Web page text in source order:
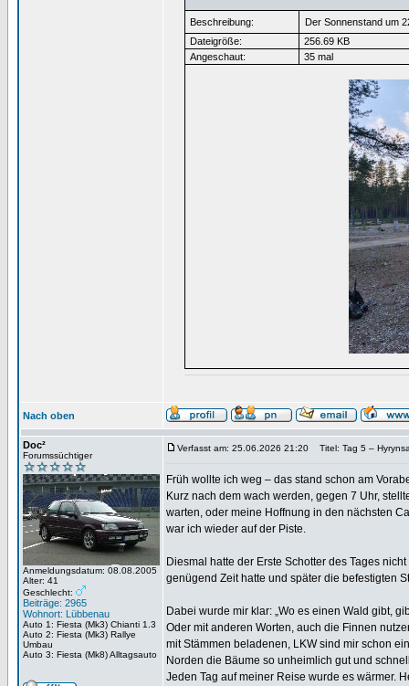
Beschreibung:
Der Sonnenstand um
Dateigröße:
256.69 KB
Angeschaut:
35 mal
Nach oben
Doc²
Forumssüchtiger
Anmeldungsdatum: 08.08.2005
Alter: 41
Geschlecht:
Beiträge: 2965
Wohnort: Lübbenau
Auto 1: Fiesta (Mk3) Chianti 1.3
Auto 2: Fiesta (Mk3) Rallye
Umbau
Auto 3: Fiesta (Mk8) Alltagsauto
Verfasst am: 25.06.2026 21:20 Titel: Tag 5 –
Früh wollte ich weg – das stand schon am
Kurz nach dem wach werden, gegen 7 Uhr,
warten, oder meine Hoffnung in den nächsten
war ich wieder auf der Piste.
Diesmal hatte der Erste Schotter des Tages
genügend Zeit hatte und später die befestigten
Dabei wurde mir klar: „Wo es einen Wald gibt,
Oder mit anderen Worten, auch die Finnen
mit Stämmen beladenen, LKW sind mir schon
Norden die Bäume so unheimlich gut und
Jeden Tag auf meiner Reise wurde es wärmer.